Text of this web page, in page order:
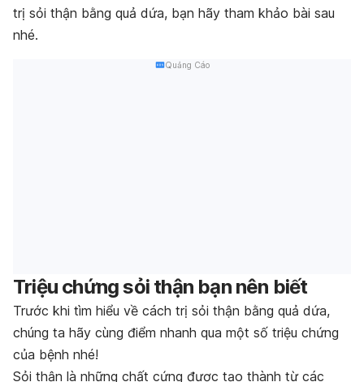
trị sỏi thận bằng quả dứa, bạn hãy tham khảo bài sau
nhé.
Quảng Cáo
Triệu chứng sỏi thận bạn nên biết
Trước khi tìm hiểu về cách trị sỏi thận bằng quả dứa,
chúng ta hãy cùng điểm nhanh qua một số triệu chứng
của bệnh nhé!
Sỏi thận là những chất cứng được tạo thành từ các